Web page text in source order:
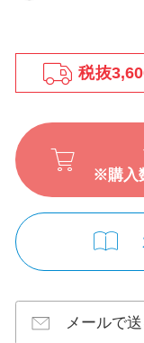
税抜
※購入
メールで送